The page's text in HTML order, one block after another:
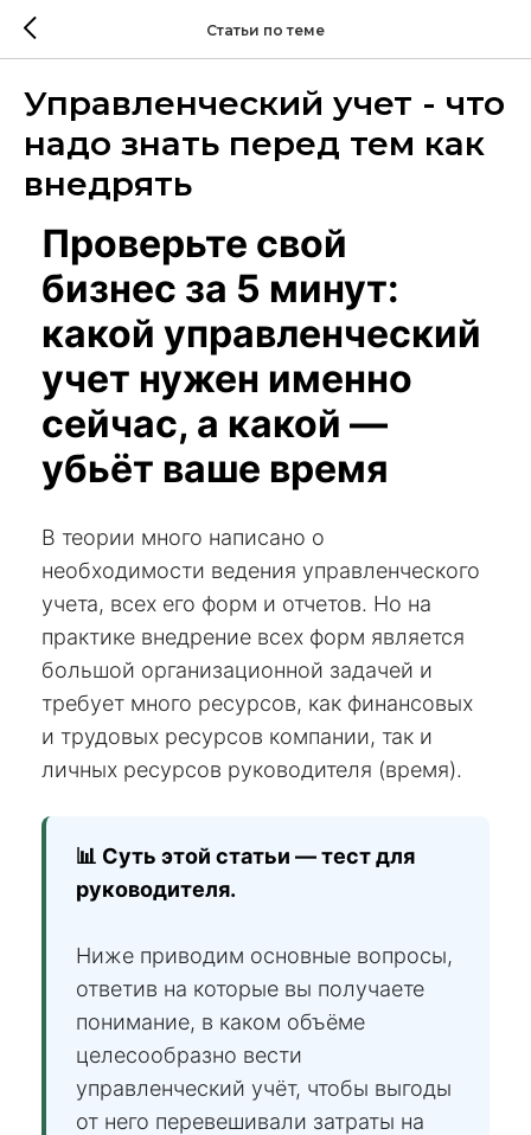
Статьи по теме
Управленческий учет - что
надо знать перед тем как
внедрять
Проверьте свой
бизнес за 5 минут:
какой управленческий
учет нужен именно
сейчас, а какой —
убьёт ваше время
В теории много написано о
необходимости ведения управленческого
учета, всех его форм и отчетов. Но на
практике внедрение всех форм является
большой организационной задачей и
требует много ресурсов, как финансовых
и трудовых ресурсов компании, так и
личных ресурсов руководителя (время).
📊 Суть этой статьи — тест для
руководителя.
Ниже приводим основные вопросы,
ответив на которые вы получаете
понимание, в каком объёме
целесообразно вести
управленческий учёт, чтобы выгоды
от него перевешивали затраты на